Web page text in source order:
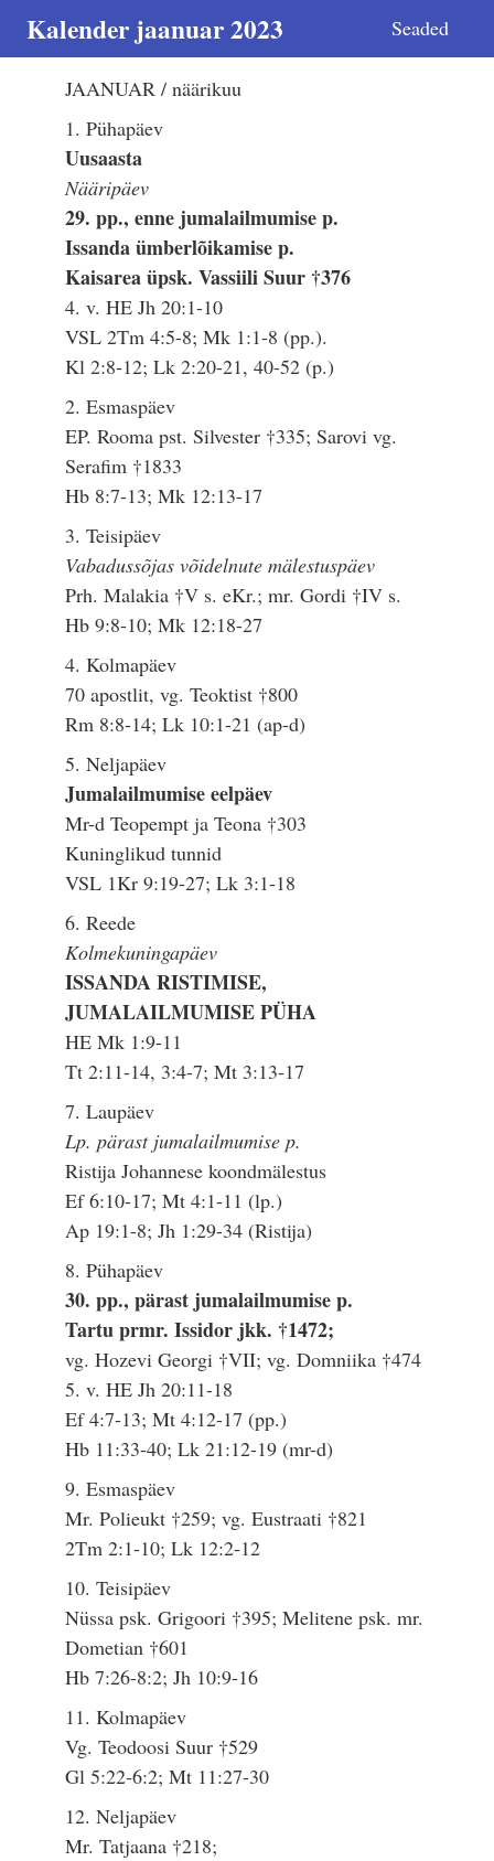
Kalender jaanuar 2023 Seaded
JAANUAR / näärikuu
1. Pühapäev
Uusaasta
Nääripäev
29. pp., enne jumalailmumise p.
Issanda ümberlõikamise p.
Kaisarea üpsk. Vassiili Suur †376
4. v. HE Jh 20:1-10
VSL 2Tm 4:5-8; Mk 1:1-8 (pp.).
Kl 2:8-12; Lk 2:20-21, 40-52 (p.)
2. Esmaspäev
EP. Rooma pst. Silvester †335; Sarovi vg.
Serafim †1833
Hb 8:7-13; Mk 12:13-17
3. Teisipäev
Vabadussõjas võidelnute mälestuspäev
Prh. Malakia †V s. eKr.; mr. Gordi †IV s.
Hb 9:8-10; Mk 12:18-27
4. Kolmapäev
70 apostlit, vg. Teoktist †800
Rm 8:8-14; Lk 10:1-21 (ap-d)
5. Neljapäev
Jumalailmumise eelpäev
Mr-d Teopempt ja Teona †303
Kuninglikud tunnid
VSL 1Kr 9:19-27; Lk 3:1-18
6. Reede
Kolmekuningapäev
ISSANDA RISTIMISE,
JUMALAILMUMISE PÜHA
HE Mk 1:9-11
Tt 2:11-14, 3:4-7; Mt 3:13-17
7. Laupäev
Lp. pärast jumalailmumise p.
Ristija Johannese koondmälestus
Ef 6:10-17; Mt 4:1-11 (lp.)
Ap 19:1-8; Jh 1:29-34 (Ristija)
8. Pühapäev
30. pp., pärast jumalailmumise p.
Tartu prmr. Issidor jkk. †1472;
vg. Hozevi Georgi †VII; vg. Domniika †474
5. v. HE Jh 20:11-18
Ef 4:7-13; Mt 4:12-17 (pp.)
Hb 11:33-40; Lk 21:12-19 (mr-d)
9. Esmaspäev
Mr. Polieukt †259; vg. Eustraati †821
2Tm 2:1-10; Lk 12:2-12
10. Teisipäev
Nüssa psk. Grigoori †395; Melitene psk. mr.
Dometian †601
Hb 7:26-8:2; Jh 10:9-16
11. Kolmapäev
Vg. Teodoosi Suur †529
Gl 5:22-6:2; Mt 11:27-30
12. Neljapäev
Mr. Tatjaana †218;